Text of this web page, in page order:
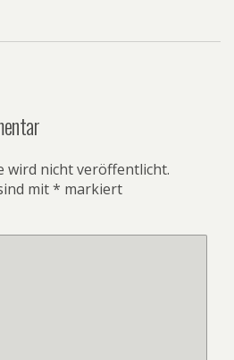
wird nicht veröffentlicht.
mit* markiert